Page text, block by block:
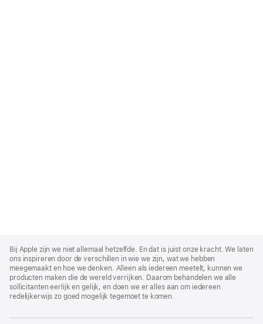
Footer
Bij Apple zijn we niet allemaal hetzelfde. En dat is juist onze kracht. We laten
ons inspireren door de verschillen in wie we zijn, wat we hebben
meegemaakt en hoe we denken. Alleen als iedereen meetelt, kunnen we
producten maken die de wereld verrijken. Daarom behandelen we alle
sollicitanten eerlijk en gelijk, en doen we er alles aan om iedereen
redelijkerwijs zo goed mogelijk tegemoet te komen.